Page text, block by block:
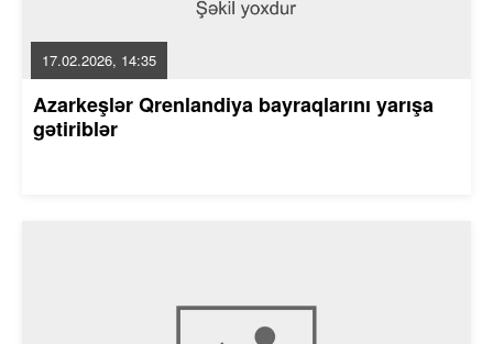
17.02.2026, 14:35
Azarkeşlər Qrenlandiya bayraqlarını yarışa
gətiriblər